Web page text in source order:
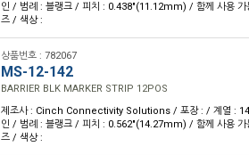
인 / 범례 : 블랭크 / 피치 : 0.438"(11.12mm) / 함께 사용 가
즈 / 색상 :
상품번호 : 782067
MS-12-142
BARRIER BLK MARKER STRIP 12POS
제조사 : Cinch Connectivity Solutions / 포장 : / 계열 :
인 / 범례 : 블랭크 / 피치 : 0.562"(14.27mm) / 함께 사용 가
즈 / 색상 :